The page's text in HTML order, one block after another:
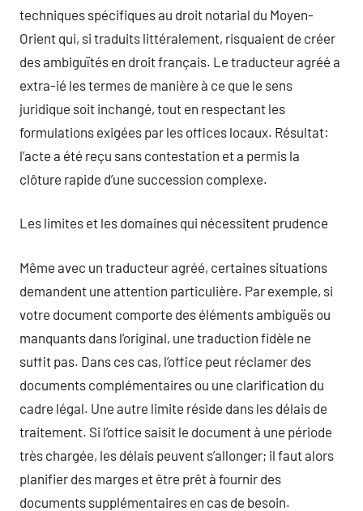
techniques spécifiques au droit notarial du Moyen-
Orient qui, si traduits littéralement, risquaient de créer
des ambiguïtés en droit français. Le traducteur agréé a
extra-ié les termes de manière à ce que le sens
juridique soit inchangé, tout en respectant les
formulations exigées par les offices locaux. Résultat:
l’acte a été reçu sans contestation et a permis la
clôture rapide d’une succession complexe.
Les limites et les domaines qui nécessitent prudence
Même avec un traducteur agréé, certaines situations
demandent une attention particulière. Par exemple, si
votre document comporte des éléments ambiguës ou
manquants dans l’original, une traduction fidèle ne
suffit pas. Dans ces cas, l’office peut réclamer des
documents complémentaires ou une clarification du
cadre légal. Une autre limite réside dans les délais de
traitement. Si l’office saisit le document à une période
très chargée, les délais peuvent s’allonger; il faut alors
planifier des marges et être prêt à fournir des
documents supplémentaires en cas de besoin.